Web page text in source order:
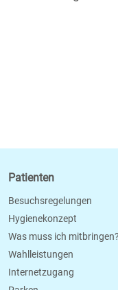
Patienten
Besuchsregelungen
Hygienekonzept
Was muss ich mitbringen?
Wahlleistungen
Internetzugang